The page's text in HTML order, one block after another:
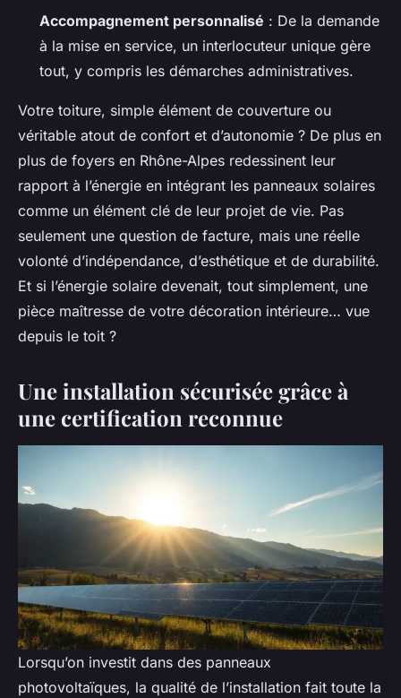
Accompagnement personnalisé : De la demande
à la mise en service, un interlocuteur unique gère
tout, y compris les démarches administratives.
Votre toiture, simple élément de couverture ou
véritable atout de confort et d’autonomie ? De plus en
plus de foyers en Rhône-Alpes redessinent leur
rapport à l’énergie en intégrant les panneaux solaires
comme un élément clé de leur projet de vie. Pas
seulement une question de facture, mais une réelle
volonté d’indépendance, d’esthétique et de durabilité.
Et si l’énergie solaire devenait, tout simplement, une
pièce maîtresse de votre décoration intérieure… vue
depuis le toit ?
Une installation sécurisée grâce à
une certification reconnue
Lorsqu’on investit dans des panneaux
photovoltaïques, la qualité de l’installation fait toute la